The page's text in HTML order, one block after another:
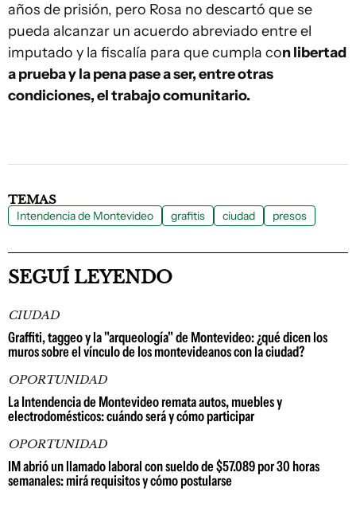
años de prisión, pero Rosa no descartó que se
pueda alcanzar un acuerdo abreviado entre el
imputado y la fiscalía para que cumpla con libertad
a prueba y la pena pase a ser, entre otras
condiciones, el trabajo comunitario.
TEMAS
Intendencia de Montevideo grafitis ciudad presos
SEGUÍ LEYENDO
CIUDAD
Graffiti, taggeo y la "arqueología" de Montevideo: ¿qué dicen los
muros sobre el vínculo de los montevideanos con la ciudad?
OPORTUNIDAD
La Intendencia de Montevideo remata autos, muebles y
electrodomésticos: cuándo será y cómo participar
OPORTUNIDAD
IM abrió un llamado laboral con sueldo de $57.089 por 30 horas
semanales: mirá requisitos y cómo postularse